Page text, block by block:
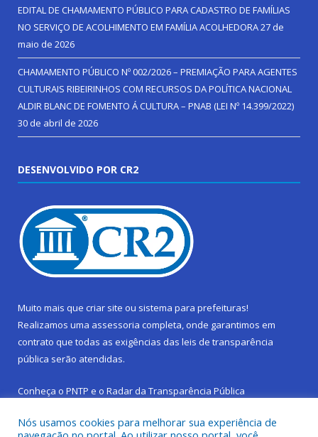
EDITAL DE CHAMAMENTO PÚBLICO PARA CADASTRO DE FAMÍLIAS
NO SERVIÇO DE ACOLHIMENTO EM FAMÍLIA ACOLHEDORA27 de
maio de 2026
CHAMAMENTO PÚBLICO Nº 002/2026 – PREMIAÇÃO PARA AGENTES
CULTURAIS RIBEIRINHOS COM RECURSOS DA POLÍTICA NACIONAL
ALDIR BLANC DE FOMENTO Á CULTURA – PNAB (LEI Nº 14.399/2022)
30 de abril de 2026
DESENVOLVIDO POR CR2
Muito mais que criar site ou sistema para prefeituras!
Realizamos uma assessoria completa, onde garantimos em
contrato que todas as exigências das leis de transparência
pública serão atendidas.
Conheça o PNTP e o Radar da Transparência Pública
Nós usamos cookies para melhorar sua experiência de